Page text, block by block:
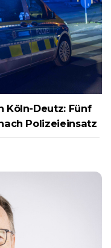
Köln-Deutz: Fünf
Polizeieinsatz